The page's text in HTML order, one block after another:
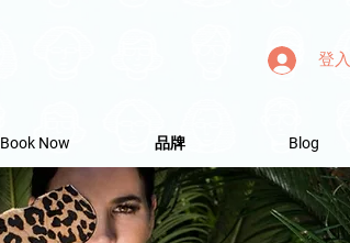
登入
Book Now 品牌 Blog